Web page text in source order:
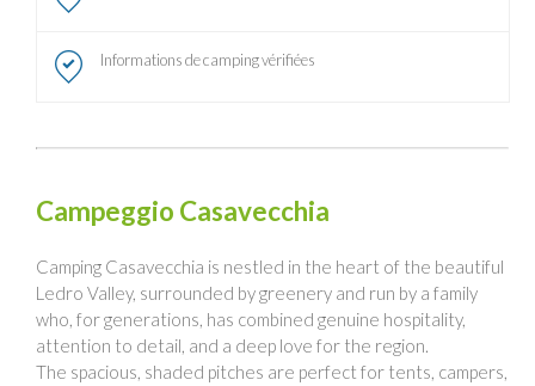
Informations de camping vérifiées
Campeggio Casavecchia
Camping Casavecchia is nestled in the heart of the beautiful
Ledro Valley, surrounded by greenery and run by a family
who, for generations, has combined genuine hospitality,
attention to detail, and a deep love for the region.
The spacious, shaded pitches are perfect for tents, campers,